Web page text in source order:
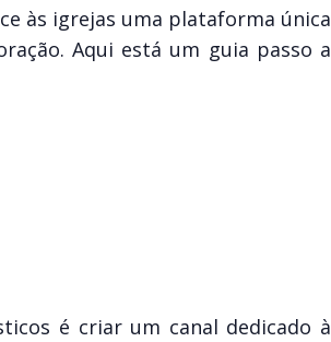
às igrejas uma plataforma única
Aqui está um guia passo a
é criar um canal dedicado à